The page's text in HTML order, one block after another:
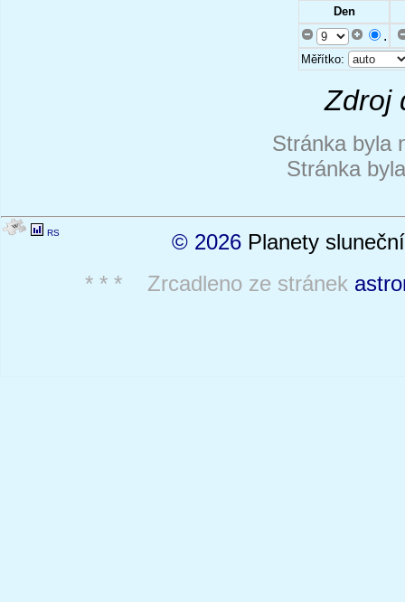
Den
.
Měřítko:
Zdroj
Stránka byla
Stránka
RS © 2026 Planety
* * * Zrcadleno ze stránek